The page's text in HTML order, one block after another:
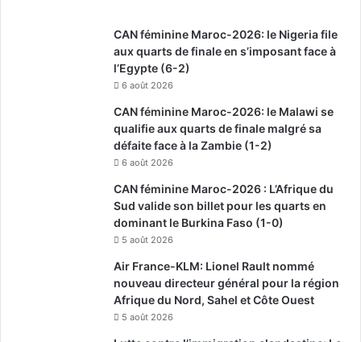
CAN féminine Maroc-2026: le Nigeria file
aux quarts de finale en s’imposant face à
l’Egypte (6-2)
6 août 2026
CAN féminine Maroc-2026: le Malawi se
qualifie aux quarts de finale malgré sa
défaite face à la Zambie (1-2)
6 août 2026
CAN féminine Maroc-2026 : L’Afrique du
Sud valide son billet pour les quarts en
dominant le Burkina Faso (1-0)
5 août 2026
Air France-KLM: Lionel Rault nommé
nouveau directeur général pour la région
Afrique du Nord, Sahel et Côte Ouest
5 août 2026